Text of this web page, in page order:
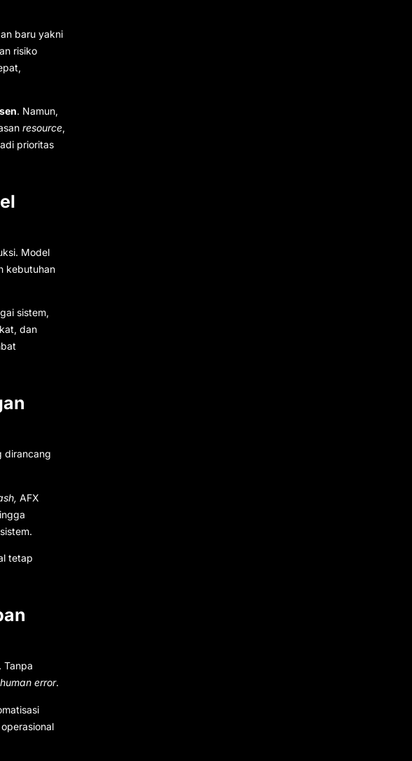
baru yakni
risiko
. Namun,
resource,
prioritas
Model
kebutuhan
sistem,
dan
dirancang
AFX
tetap
Tanpa
human error.